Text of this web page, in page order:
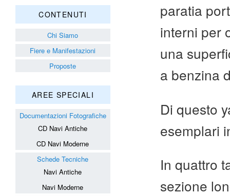
paratia
interni per
una
a benzina
Di questo
esemplari
In quattro
sezione
CONTENUTI
Chi Siamo
Fiere e Manifestazioni
Proposte
AREE SPECIALI
Documentazioni Fotografiche
CD Navi Antiche
CD Navi Moderne
Schede Tecniche
Navi Antiche
Navi Moderne